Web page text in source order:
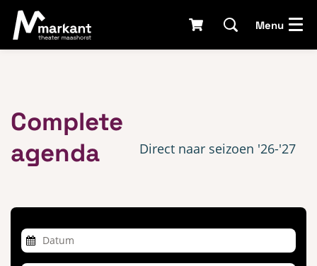
Menu
Direct naar seizoen '26-'27
Complete
agenda